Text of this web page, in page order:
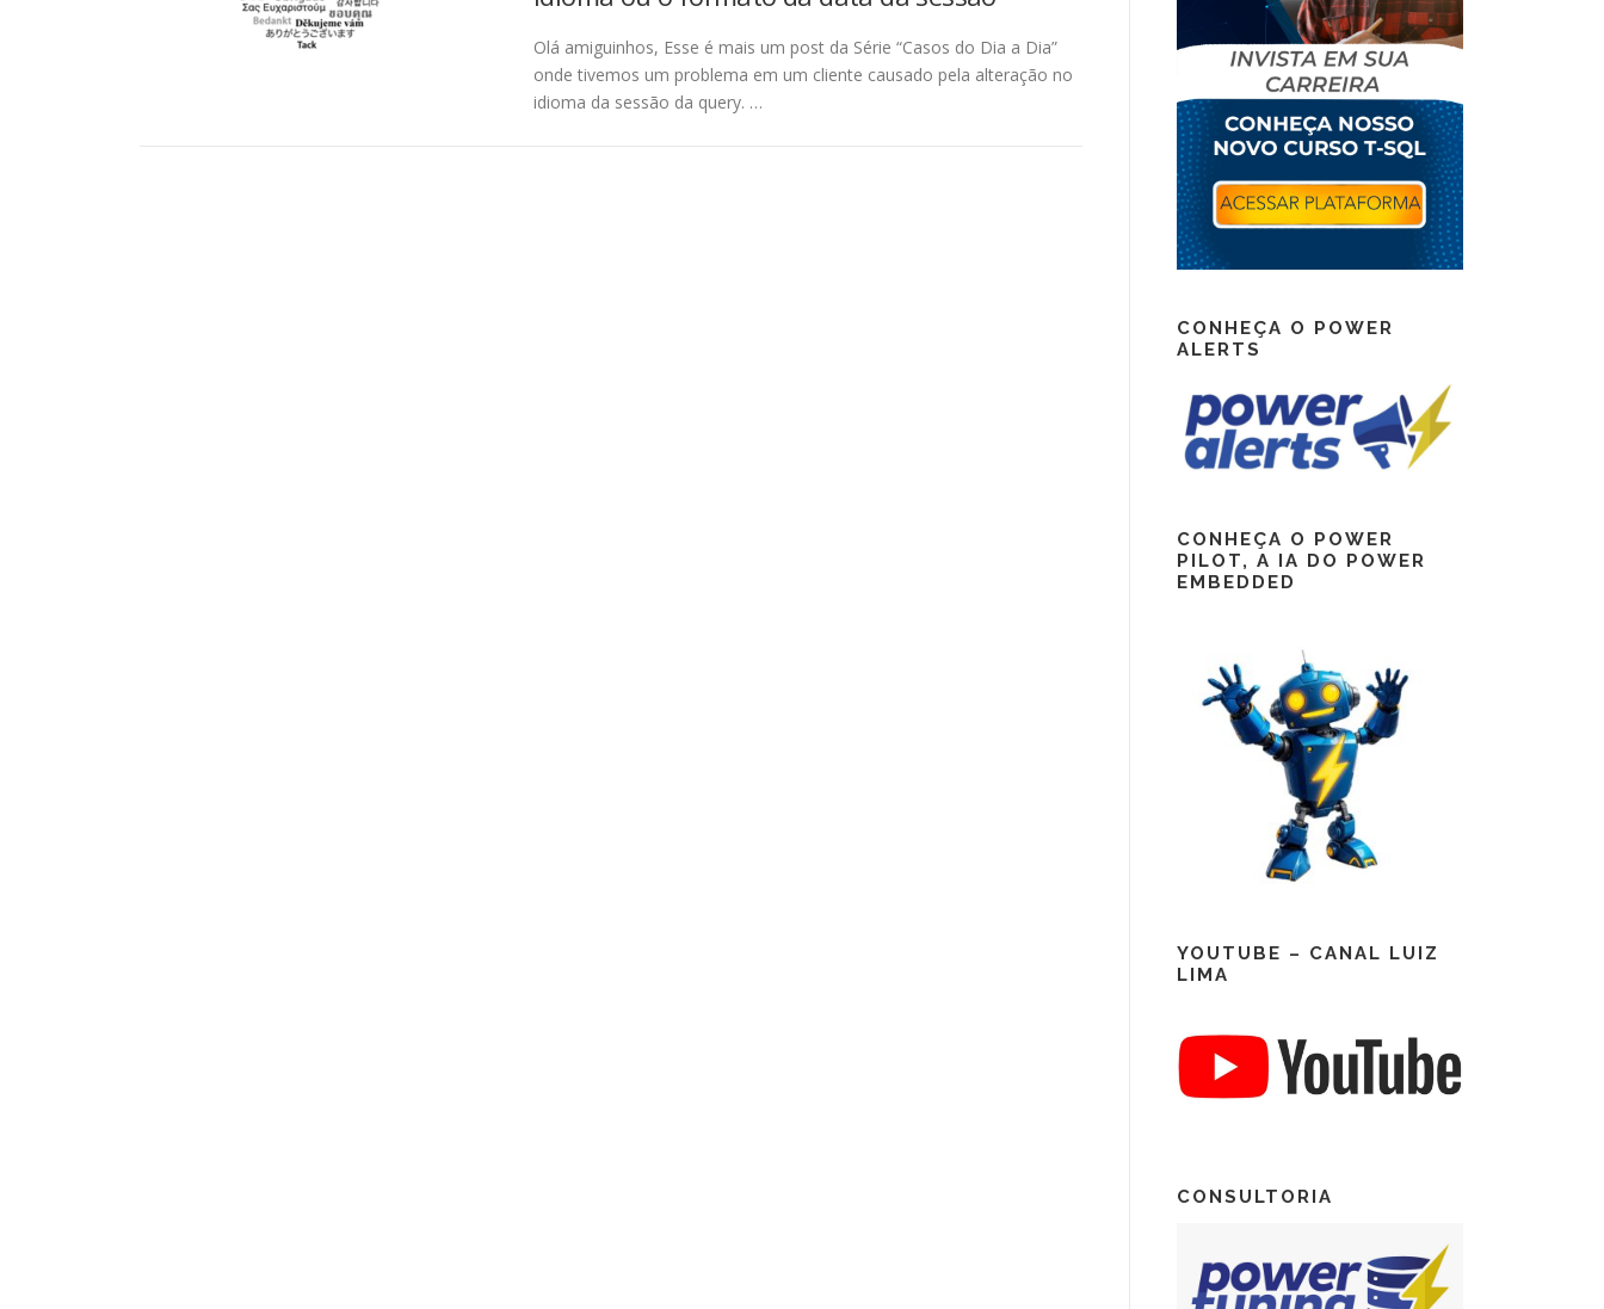
Olá amiguinhos, Esse é mais um post da Série “Casos do Dia a Dia”
onde tivemos um problema em um cliente causado pela alteração no
idioma da sessão da query. …
CONHEÇA O POWER
ALERTS
CONHEÇA O POWER
PILOT, A IA DO POWER
EMBEDDED
YOUTUBE – CANAL LUIZ
LIMA
CONSULTORIA